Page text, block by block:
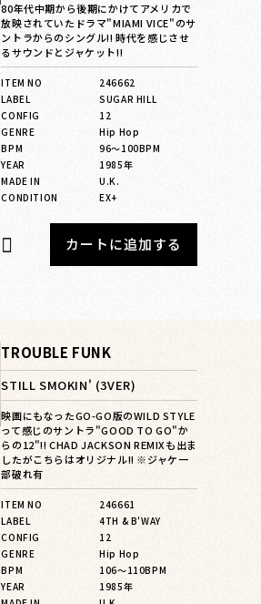
80年代中期から後期にかけてアメリカで
放映されていたドラマ"MIAMI VICE"のサ
ントラからのシングル!! 時代を感じさせ
るサウンドとジャケット!!
ITEM NO
246662
LABEL
SUGAR HILL
CONFIG
12
GENRE
Hip Hop
BPM
96〜100BPM
YEAR
1985年
MADE IN
U.K.
CONDITION
EX+
カートに追加する
TROUBLE FUNK
STILL SMOKIN' (3VER)
映画にもなったGO-GO版のWILD STYLE
って感じのサントラ"GOOD TO GO"か
らの12"!! CHAD JACKSON REMIXも出ま
したがこちらはオリジナル!! ※ジャケ一
部破れ有
ITEM NO
246661
LABEL
4TH & B'WAY
CONFIG
12
GENRE
Hip Hop
BPM
106〜110BPM
YEAR
1985年